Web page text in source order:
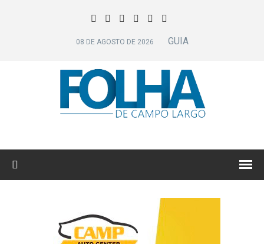
08 DE AGOSTO DE 2026 GUIA